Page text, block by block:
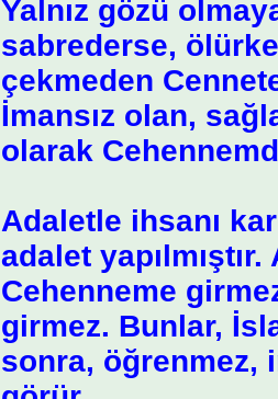
Yalnız gözü
sabrederse,
çekmeden
İmansız olan,
olarak
Adaletle ihsanı
adalet
Cehenneme
girmez. Bunlar,
sonra, öğrenmez,